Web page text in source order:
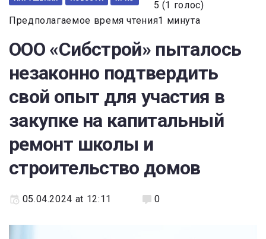
5 (1 голос)
Предполагаемое время чтения1 минута
ООО «Сибстрой» пыталось
незаконно подтвердить
свой опыт для участия в
закупке на капитальный
ремонт школы и
строительство домов
05.04.2024 at 12:11 0